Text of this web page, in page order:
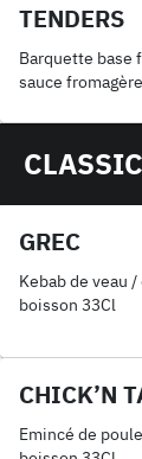
TENDERS
Barquette base
sauce
GREC
Kebab de veau
boisson 33Cl
CHICK’N
Emincé de